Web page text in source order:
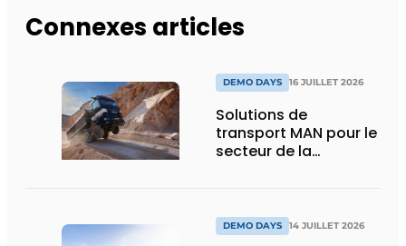
Connexes articles
DEMO DAYS 16 JUILLET 2026
Solutions de
transport MAN pour le
secteur de la
DEMO DAYS 14 JUILLET 2026